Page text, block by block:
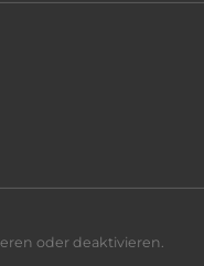
oder deaktivieren.